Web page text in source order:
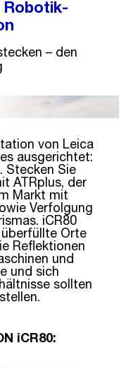
Robotik-
– den
von Leica
ausgerichtet:
Stecken Sie
ATRplus, der
Markt mit
Verfolgung
iCR80
Orte
Reflektionen
und
und sich
sollten
iCR80: